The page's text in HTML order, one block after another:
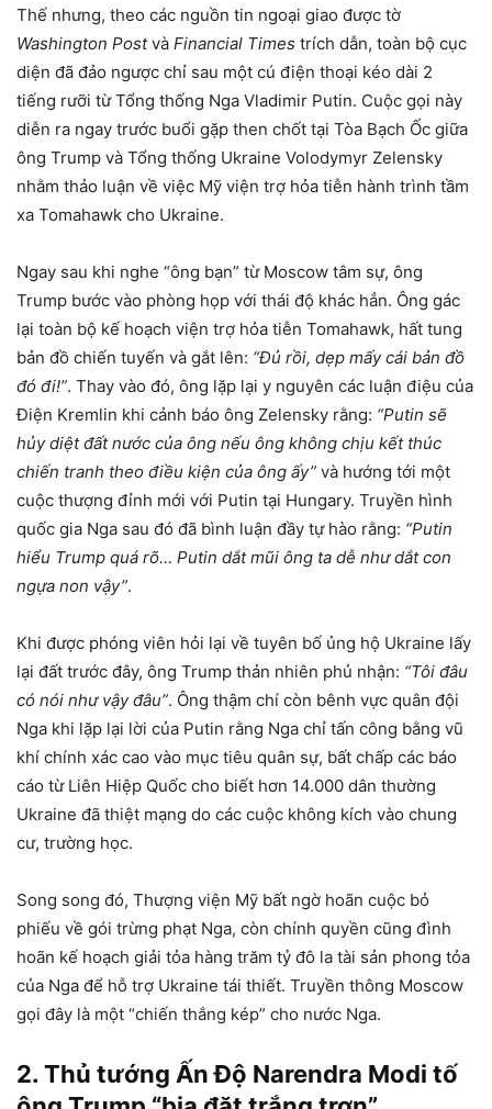
Thế nhưng, theo các nguồn tin ngoại giao được tờ
Washington Postvà Financial Times trích dẫn, toàn bộ cục
diện đã đảo ngược chỉ sau một cú điện thoại kéo dài 2
tiếng rưỡi từ Tổng thống Nga Vladimir Putin. Cuộc gọi này
diễn ra ngay trước buổi gặp then chốt tại Tòa Bạch Ốc giữa
ông Trump và Tổng thống Ukraine Volodymyr Zelensky
nhằm thảo luận về việc Mỹ viện trợ hỏa tiễn hành trình tầm
xa Tomahawk cho Ukraine.
Ngay sau khi nghe “ông bạn” từ Moscow tâm sự, ông
Trump bước vào phòng họp với thái độ khác hẳn. Ông gác
lại toàn bộ kế hoạch viện trợ hỏa tiễn Tomahawk, hất tung
bản đồ chiến tuyến và gắt lên: “Đủ rồi, dẹp mấy cái bản đồ
đó đi!”. Thay vào đó, ông lặp lại y nguyên các luận điệu của
Điện Kremlin khi cảnh báo ông Zelensky rằng: “Putin sẽ
hủy diệt đất nước của ông nếu ông không chịu kết thúc
chiến tranh theo điều kiện của ông ấy” và hướng tới một
cuộc thượng đỉnh mới với Putin tại Hungary. Truyền hình
quốc gia Nga sau đó đã bình luận đầy tự hào rằng: “Putin
hiểu Trump quá rõ… Putin dắt mũi ông ta dễ như dắt con
ngựa non vậy”.
Khi được phóng viên hỏi lại về tuyên bố ủng hộ Ukraine lấy
lại đất trước đây, ông Trump thản nhiên phủ nhận: “Tôi đâu
có nói như vậy đâu”. Ông thậm chí còn bênh vực quân đội
Nga khi lặp lại lời của Putin rằng Nga chỉ tấn công bằng vũ
khí chính xác cao vào mục tiêu quân sự, bất chấp các báo
cáo từ Liên Hiệp Quốc cho biết hơn 14.000 dân thường
Ukraine đã thiệt mạng do các cuộc không kích vào chung
cư, trường học.
Song song đó, Thượng viện Mỹ bất ngờ hoãn cuộc bỏ
phiếu về gói trừng phạt Nga, còn chính quyền cũng đình
hoãn kế hoạch giải tỏa hàng trăm tỷ đô la tài sản phong tỏa
của Nga để hỗ trợ Ukraine tái thiết. Truyền thông Moscow
gọi đây là một “chiến thắng kép” cho nước Nga.
2. Thủ tướng Ấn Độ Narendra Modi tố